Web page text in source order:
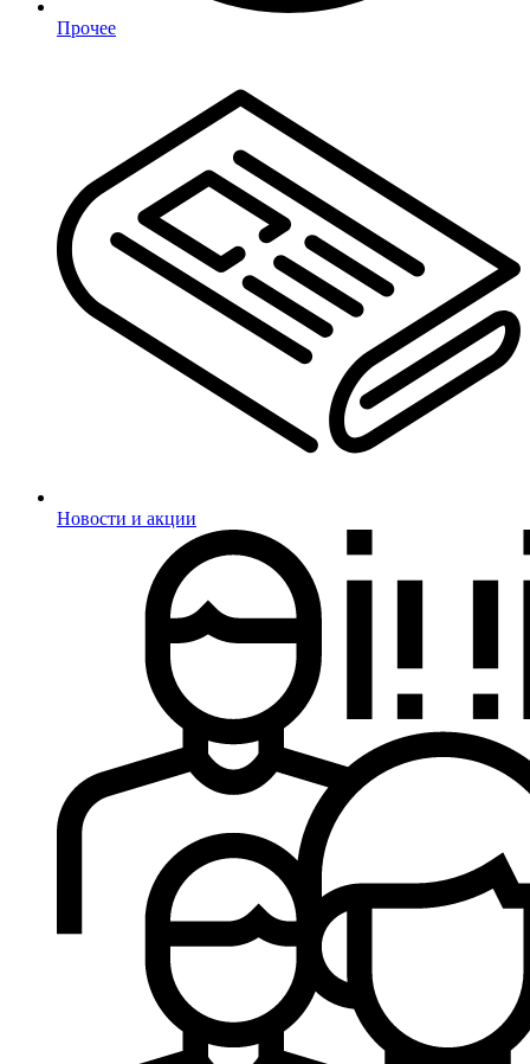
Прочее
Новости и акции